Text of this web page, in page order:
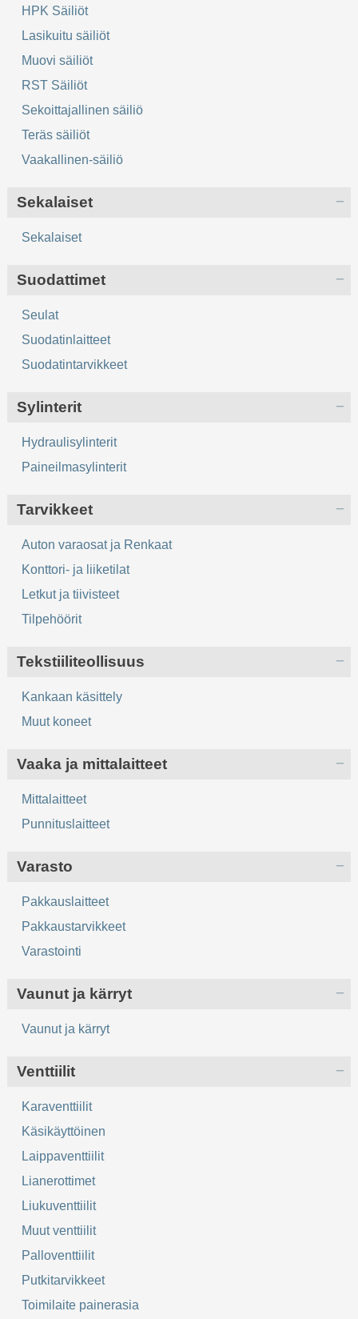
HPK Säiliöt
Lasikuitu säiliöt
Muovi säiliöt
RST Säiliöt
Sekoittajallinen säiliö
Teräs säiliöt
Vaakallinen-säiliö
Sekalaiset
Sekalaiset
Suodattimet
Seulat
Suodatinlaitteet
Suodatintarvikkeet
Sylinterit
Hydraulisylinterit
Paineilmasylinterit
Tarvikkeet
Auton varaosat ja Renkaat
Konttori- ja liiketilat
Letkut ja tiivisteet
Tilpehöörit
Tekstiiliteollisuus
Kankaan käsittely
Muut koneet
Vaaka ja mittalaitteet
Mittalaitteet
Punnituslaitteet
Varasto
Pakkauslaitteet
Pakkaustarvikkeet
Varastointi
Vaunut ja kärryt
Vaunut ja kärryt
Venttiilit
Karaventtiilit
Käsikäyttöinen
Laippaventtiilit
Lianerottimet
Liukuventtiilit
Muut venttiilit
Palloventtiilit
Putkitarvikkeet
Toimilaite painerasia